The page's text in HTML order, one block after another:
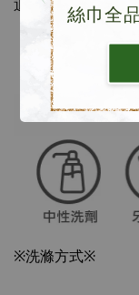
絲巾全
退換。退換貨請保
※洗滌方式※